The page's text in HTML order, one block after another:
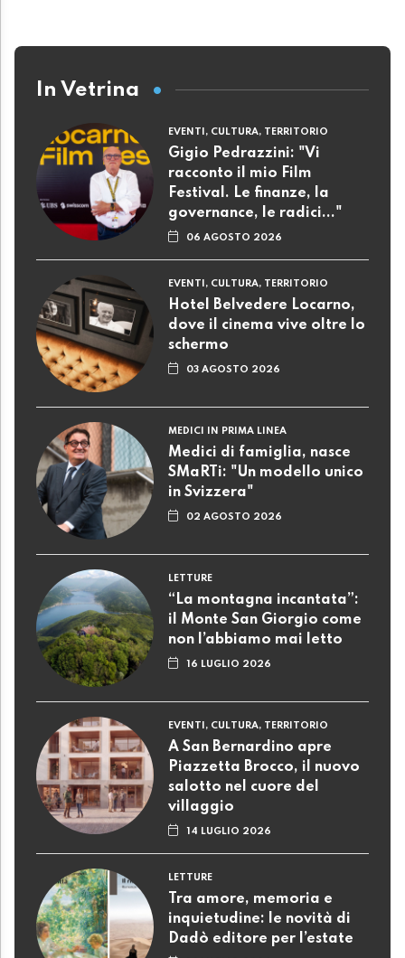
In Vetrina
EVENTI, CULTURA, TERRITORIO
Gigio Pedrazzini: "Vi
racconto il mio Film
Festival. Le finanze, la
governance, le radici..."
06 AGOSTO 2026
EVENTI, CULTURA, TERRITORIO
Hotel Belvedere Locarno,
dove il cinema vive oltre lo
schermo
03 AGOSTO 2026
MEDICI IN PRIMA LINEA
Medici di famiglia, nasce
SMaRTi: "Un modello unico
in Svizzera"
02 AGOSTO 2026
LETTURE
“La montagna incantata”:
il Monte San Giorgio come
non l’abbiamo mai letto
16 LUGLIO 2026
EVENTI, CULTURA, TERRITORIO
A San Bernardino apre
Piazzetta Brocco, il nuovo
salotto nel cuore del
villaggio
14 LUGLIO 2026
LETTURE
Tra amore, memoria e
inquietudine: le novità di
Dadò editore per l’estate